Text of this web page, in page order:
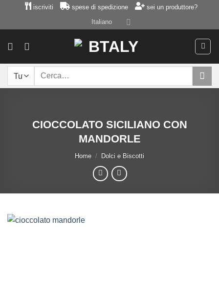
contenuti
iscriviti spese di spedizione
sei un produttore?
Italiano
Cerca:
CIOCCOLATO SICILIANO CON
MANDORLE
Home / Dolci e Biscotti